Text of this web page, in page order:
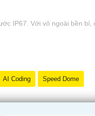
IP67. Với vỏ ngoài bền bỉ,
AI Coding Speed Dome